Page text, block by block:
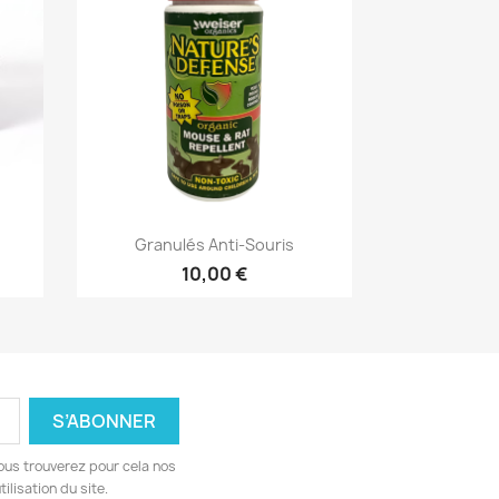
Aperçu rapide
Granulés Anti-Souris
10,00 €
trouverez pour cela nos
du site.